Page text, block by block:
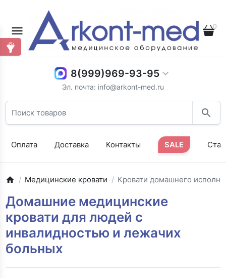
0
8(999)969-93-95
Эл. почта: info@arkont-med.ru
Оплата Доставка Контакты SALE
Медицинские кровати Кровати домашнего
Домашние медицинские
кровати для людей с
инвалидностью и лежачих
больных